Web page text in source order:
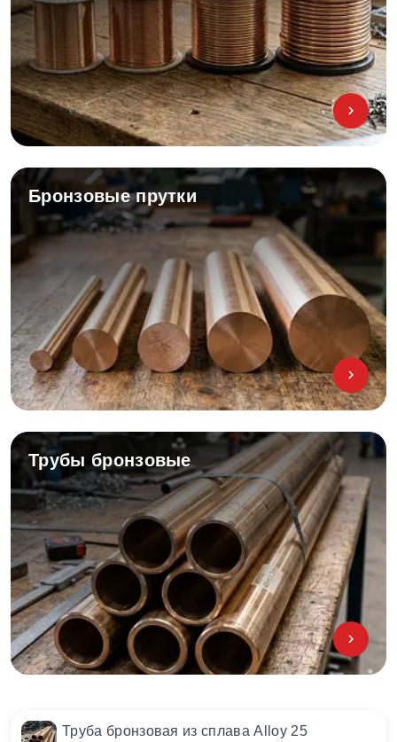
Бронзовые прутки
Трубы бронзовые
Труба бронзовая из сплава Alloy 25